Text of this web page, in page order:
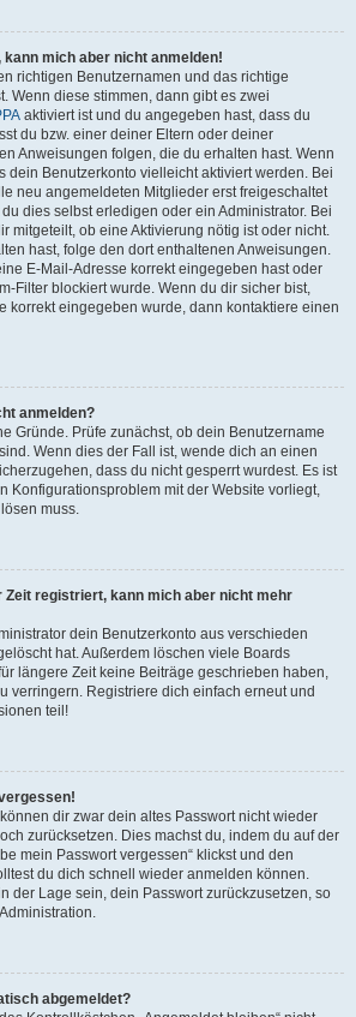
mich aber nicht anmelden!
richtigen Benutzernamen und das richtige
Wenn diese stimmen, dann gibt es zwei
aktiviert ist und du angegeben hast, dass du
du bzw. einer deiner Eltern oder deiner
Anweisungen folgen, die du erhalten hast. Wenn
dein Benutzerkonto vielleicht aktiviert werden. Bei
neu angemeldeten Mitglieder erst freigeschaltet
dies selbst erledigen oder ein Administrator. Bei
mitgeteilt, ob eine Aktivierung nötig ist oder nicht.
hast, folge den dort enthaltenen Anweisungen.
E-Mail-Adresse korrekt eingegeben hast oder
Filter blockiert wurde. Wenn du dir sicher bist,
korrekt eingegeben wurde, dann kontaktiere einen
anmelden?
Gründe. Prüfe zunächst, ob dein Benutzername
Wenn dies der Fall ist, wende dich an einen
dass du nicht gesperrt wurdest. Es ist
Konfigurationsproblem mit der Website vorliegt,
muss.
Zeit registriert, kann mich aber nicht mehr
dein Benutzerkonto aus verschieden
hat. Außerdem löschen viele Boards
längere Zeit keine Beiträge geschrieben haben,
verringern. Registriere dich einfach erneut und
teil!
dir zwar dein altes Passwort nicht wieder
zurücksetzen. Dies machst du, indem du auf der
mein Passwort vergessen“ klickst und den
du dich schnell wieder anmelden können.
der Lage sein, dein Passwort zurückzusetzen, so
abgemeldet?